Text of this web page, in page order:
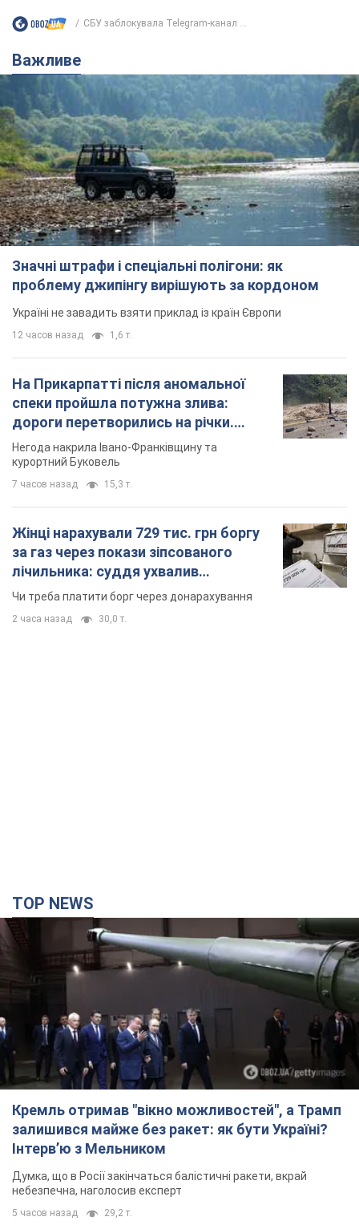
СБУ заблокувала Telegram-канал ...
Важливе
Значні штрафи і спеціальні полігони: як
проблему джипінгу вирішують за кордоном
Україні не завадить взяти приклад із країн Європи
12 часов назад 1,6 т.
На Прикарпатті після аномальної
спеки пройшла потужна злива:
дороги перетворились на річки.
Відео
Негода накрила Івано-Франківщину та
курортний Буковель
7 часов назад 15,3 т.
Жінці нарахували 729 тис. грн боргу
за газ через покази зіпсованого
лічильника: суддя ухвалив
неочікуване рішення
Чи треба платити борг через донарахування
2 часа назад 30,0 т.
TOP NEWS
Кремль отримав "вікно можливостей", а Трамп
залишився майже без ракет: як бути Україні?
Інтерв’ю з Мельником
Думка, що в Росії закінчаться балістичні ракети, вкрай
небезпечна, наголосив експерт
5 часов назад 29,2 т.